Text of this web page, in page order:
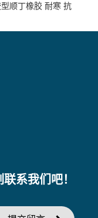
顺丁橡胶 耐寒 抗
联系我们吧！